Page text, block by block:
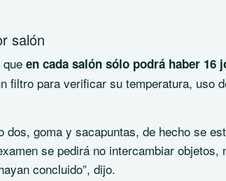
salón
en cada salón sólo podrá haber 16
filtro para verificar su temperatura, uso
dos, goma y sacapuntas, de hecho se
se pedirá no intercambiar objetos,
concluido”, dijo.